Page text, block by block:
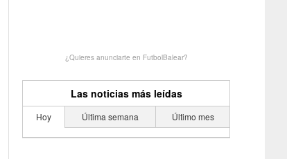
¿Quieres anunciarte en FutbolBalear?
Las noticias más leídas
Hoy Última semana Último mes